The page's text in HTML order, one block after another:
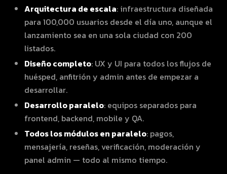
Arquitectura de escala: infraestructura diseñada
para 100,000 usuarios desde el día uno, aunque el
lanzamiento sea en una sola ciudad con 200
listados.
Diseño completo: UX y UI para todos los flujos de
huésped, anfitrión y admin antes de empezar a
desarrollar.
Desarrollo paralelo: equipos separados para
frontend, backend, mobile y QA.
Todos los módulos en paralelo: pagos,
mensajería, reseñas, verificación, moderación y
panel admin — todo al mismo tiempo.